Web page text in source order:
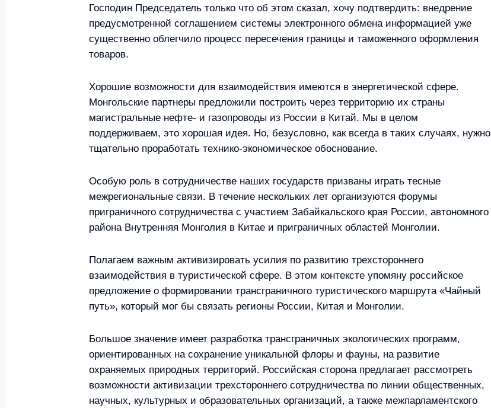
Встреча с Премьер-министром Монголии Чимэдийн
Сайханбилэгом
18 июня 2015 года, 21:00
Встреча с Президентом Монголии Цахиагийн
Элбэгдоржем
7 мая 2015 года, 20:30
Переговоры с Председателем КНР Си Цзиньпином
3 сентября 2014 года, 16:10
Рабочий визит в Монголию
Господин Председатель только что об этом сказал, хочу подтвердить: внедрение
предусмотренной соглашением системы электронного обмена информацией уже
существенно облегчило процесс пересечения границы и таможенного оформления
товаров.
Хорошие возможности для взаимодействия имеются в энергетической сфере.
Монгольские партнеры предложили построить через территорию их страны
магистральные нефте- и газопроводы из России в Китай. Мы в целом
поддерживаем, это хорошая идея. Но, безусловно, как всегда в таких случаях, нужно
тщательно проработать технико-экономическое обоснование.
Особую роль в сотрудничестве наших государств призваны играть тесные
межрегиональные связи. В течение нескольких лет организуются форумы
приграничного сотрудничества с участием Забайкальского края России, автономного
района Внутренняя Монголия в Китае и приграничных областей Монголии.
Полагаем важным активизировать усилия по развитию трехстороннего
взаимодействия в туристической сфере. В этом контексте упомяну российское
предложение о формировании трансграничного туристического маршрута «Чайный
путь», который мог бы связать регионы России, Китая и Монголии.
Большое значение имеет разработка трансграничных экологических программ,
ориентированных на сохранение уникальной флоры и фауны, на развитие
охраняемых природных территорий. Российская сторона предлагает рассмотреть
возможности активизации трехстороннего сотрудничества по линии общественных,
научных, культурных и образовательных организаций, а также межпарламентского